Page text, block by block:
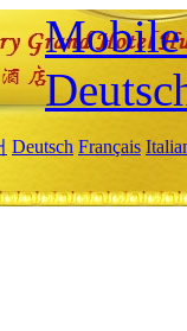
Mobile
Deutsch Français